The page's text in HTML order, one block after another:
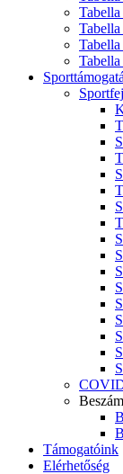
Támogatóink
Elérhetőség